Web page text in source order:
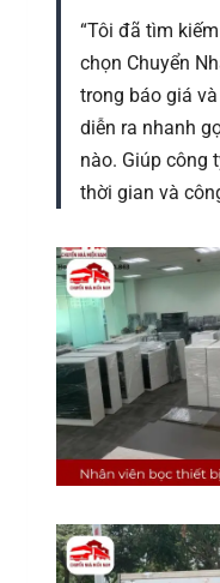
“Tôi đã tìm
chọn Chuyển
trong báo giá
diễn ra nhanh
nào. Giúp công
thời gian và